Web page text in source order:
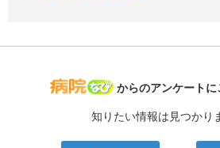
病院なび
からのアンケートに
知りたい情報は見つかり